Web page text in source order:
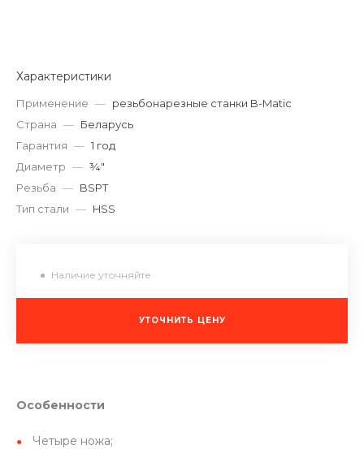
Характеристики
Применение — резьбонарезные станки B-Matic
Страна — Беларусь
Гарантия — 1 год
Диаметр — ¾″
Резьба — BSPT
Тип стали — HSS
Наличие уточняйте
УТОЧНИТЬ ЦЕНУ
Особенности
Четыре ножа;